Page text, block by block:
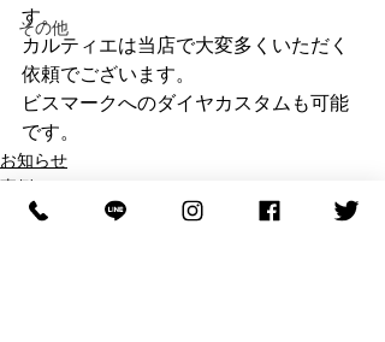
その他
す。
カルティエは当店で大変多くいただく
依頼でございます。
ビスマークへのダイヤカスタムも可能
です。
お知らせ
事例
リング事例